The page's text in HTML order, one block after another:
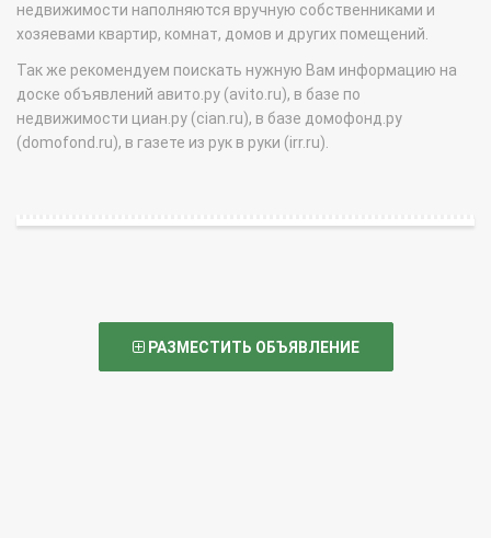
недвижимости наполняются вручную собственниками и
хозяевами квартир, комнат, домов и других помещений.
Так же рекомендуем поискать нужную Вам информацию на
доске объявлений авито.ру (avito.ru), в базе по
недвижимости циан.ру (cian.ru), в базе домофонд.ру
(domofond.ru), в газете из рук в руки (irr.ru).
РАЗМЕСТИТЬ ОБЪЯВЛЕНИЕ